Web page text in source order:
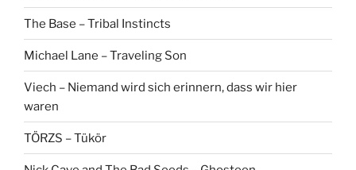
The Base – Tribal Instincts
Michael Lane – Traveling Son
Viech – Niemand wird sich erinnern, dass wir hier
waren
TÖRZS – Tükör